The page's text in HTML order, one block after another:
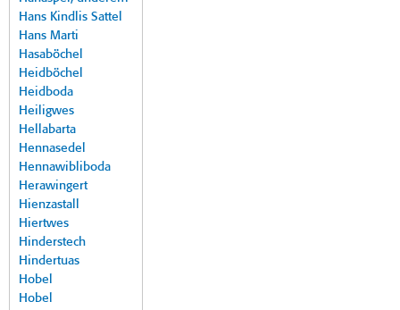
Hans Kindlis Sattel
Hans Marti
Hasaböchel
Heidböchel
Heidboda
Heiligwes
Hellabarta
Hennasedel
Hennawibliboda
Herawingert
Hienzastall
Hiertwes
Hinderstech
Hindertuas
Hobel
Hobel